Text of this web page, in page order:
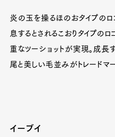
炎の玉を操るほのおタイプの
息するとされるこおりタイプの
重なツーショットが実現。成
尾と美しい毛並みがトレードマー
イーブイ